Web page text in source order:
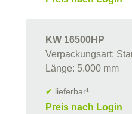
KW 16500HP
Verpackungsart:
Länge: 5.000 mm
✔ lieferbar¹
Preis nach Login